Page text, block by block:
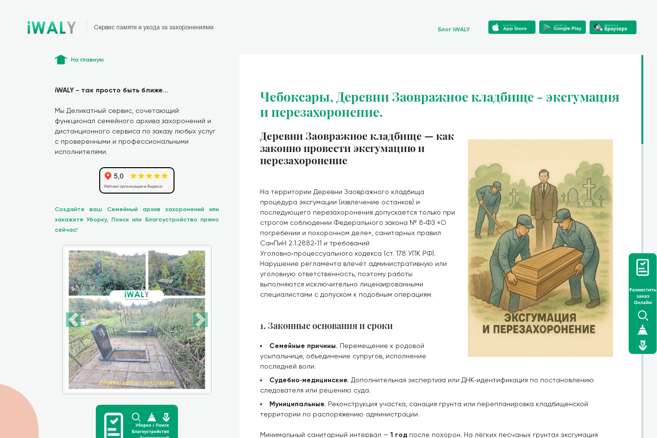
Сервис памяти и ухода за захоронениями Блог iWALY
На главную
iWALY - так просто быть ближе...
Мы Деликатный сервис, сочетающий
функционал семейного архива захоронений и
дистанционного сервиса по заказу любых услуг
с проверенными и профессиональными
исполнителями.
Создайте ваш Семейный архив захоронений или
закажите Уборку, Поиск или Благоустройство прямо
сейчас!
Чебоксары, Деревни Заовражное кладбище - эксгумация
и перезахоронение.
Деревни Заовражное кладбище — как
законно провести эксгумацию и
перезахоронение
На территории Деревни Заовражного кладбища
процедура эксгумации (извлечение останков) и
последующего перезахоронения допускается только при
строгом соблюдении Федерального закона № 8‑ФЗ «О
погребении и похоронном деле», санитарных правил
СанПиН 2.1.2882‑11 и требований
Уголовно‑процессуального кодекса (ст. 178 УПК РФ).
Нарушение регламента влечёт административную или
уголовную ответственность, поэтому работы
выполняются исключительно лицензированными
специалистами с допуском к подобным операциям.
1. Законные основания и сроки
Семейные причины. Перемещение к родовой
усыпальнице, объединение супругов, исполнение
последней воли.
Судебно‑медицинские. Дополнительная экспертиза или ДНК‑идентификация по постановлению
следователя или решению суда.
Муниципальные. Реконструкция участка, санация грунта или перепланировка кладбищенской
территории по распоряжению администрации.
Минимальный санитарный интервал —1 год после похорон. На лёгких песчаных грунтах эксгумация